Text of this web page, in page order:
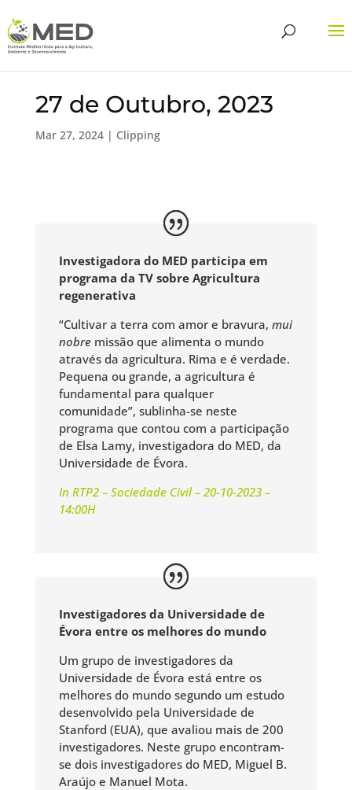
27 de Outubro, 2023
Mar 27, 2024| Clipping
Investigadora do MED participa em
programa da TV sobre Agricultura
regenerativa
“Cultivar a terra com amor e bravura, mui
nobremissão que alimenta o mundo
através da agricultura. Rima e é verdade.
Pequena ou grande, a agricultura é
fundamental para qualquer
comunidade”, sublinha-se neste
programa que contou com a participação
de Elsa Lamy, investigadora do MED, da
Universidade de Évora.
In RTP2 – Sociedade Civil – 20-10-2023 –
14:00H
Investigadores da Universidade de
Évora entre os melhores do mundo
Um grupo de investigadores da
Universidade de Évora está entre os
melhores do mundo segundo um estudo
desenvolvido pela Universidade de
Stanford (EUA), que avaliou mais de 200
investigadores. Neste grupo encontram-
se dois investigadores do MED, Miguel B.
Araújo e Manuel Mota.